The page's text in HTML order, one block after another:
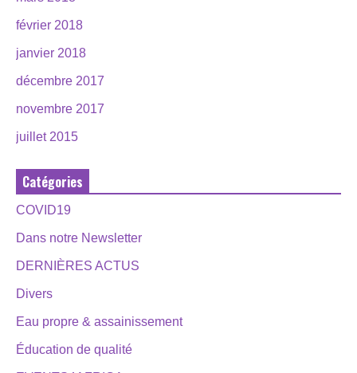
février 2018
janvier 2018
décembre 2017
novembre 2017
juillet 2015
Catégories
COVID19
Dans notre Newsletter
DERNIÈRES ACTUS
Divers
Eau propre & assainissement
Éducation de qualité